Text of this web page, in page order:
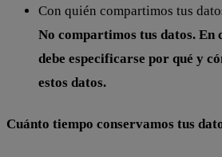
Con quién compartimos tus
No compartimos tus datos. En
debe especificarse por qué y
estos datos.
Cuánto tiempo conservamos tus